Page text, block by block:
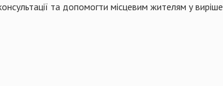
та допомогти місцевим жителям у